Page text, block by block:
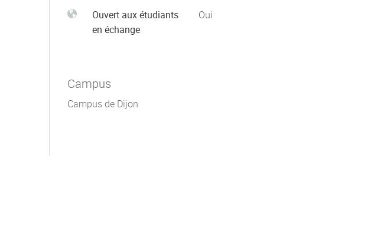
Ouvert aux étudiants
en échange
Oui
Campus
Campus de Dijon